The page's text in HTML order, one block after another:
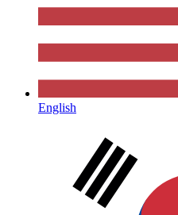
English